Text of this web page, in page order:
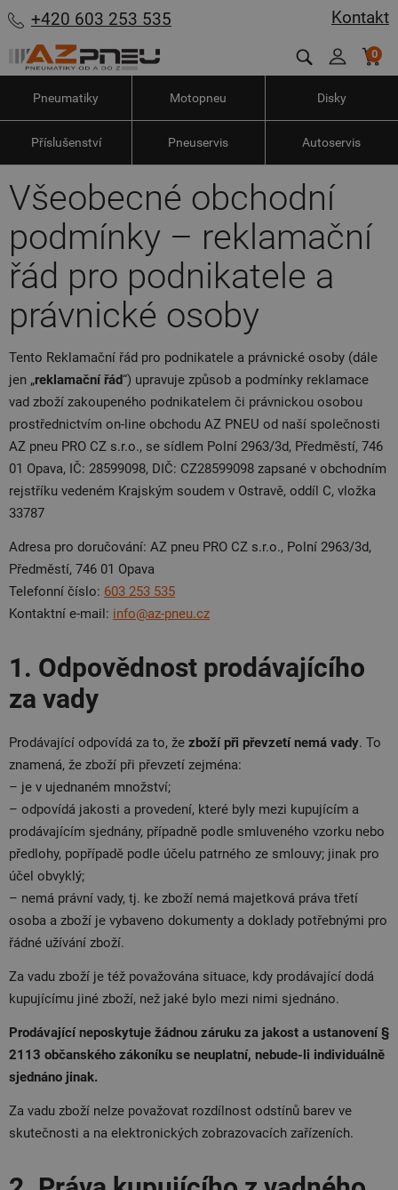
Kontakt
+420 603 253 535
0
Pneumatiky Motopneu Disky
Příslušenství Pneuservis Autoservis
Všeobecné obchodní
podmínky – reklamační
řád pro podnikatele a
právnické osoby
Tento Reklamační řád pro podnikatele a právnické osoby (dále
jen „reklamační řád“) upravuje způsob a podmínky reklamace
vad zboží zakoupeného podnikatelem či právnickou osobou
prostřednictvím on-line obchodu AZ PNEU od naší společnosti
AZ pneu PRO CZ s.r.o., se sídlem Polní 2963/3d, Předměstí, 746
01 Opava, IČ: 28599098, DIČ: CZ28599098 zapsané v obchodním
rejstříku vedeném Krajským soudem v Ostravě, oddíl C, vložka
33787
Adresa pro doručování: AZ pneu PRO CZ s.r.o., Polní 2963/3d,
Předměstí, 746 01 Opava
Telefonní číslo: 603 253 535
Kontaktní e-mail: info@az-pneu.cz
1. Odpovědnost prodávajícího
za vady
Prodávající odpovídá za to, že zboží při převzetí nemá vady. To
znamená, že zboží při převzetí zejména:
– je v ujednaném množství;
– odpovídá jakosti a provedení, které byly mezi kupujícím a
prodávajícím sjednány, případně podle smluveného vzorku nebo
předlohy, popřípadě podle účelu patrného ze smlouvy; jinak pro
účel obvyklý;
– nemá právní vady, tj. ke zboží nemá majetková práva třetí
osoba a zboží je vybaveno dokumenty a doklady potřebnými pro
řádné užívání zboží.
Za vadu zboží je též považována situace, kdy prodávající dodá
kupujícímu jiné zboží, než jaké bylo mezi nimi sjednáno.
Prodávající neposkytuje žádnou záruku za jakost a ustanovení §
2113 občanského zákoníku se neuplatní, nebude-li individuálně
sjednáno jinak.
Za vadu zboží nelze považovat rozdílnost odstínů barev ve
skutečnosti a na elektronických zobrazovacích zařízeních.